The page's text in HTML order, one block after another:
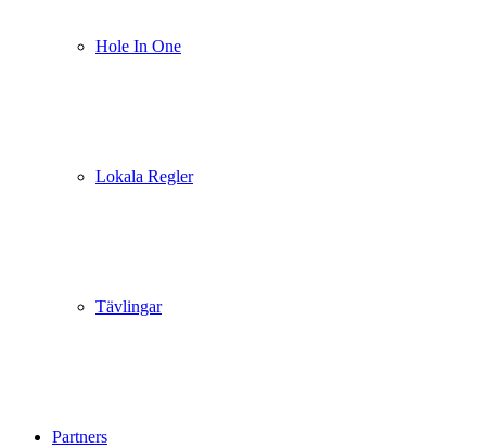
Hole In One
Lokala Regler
Tävlingar
Partners